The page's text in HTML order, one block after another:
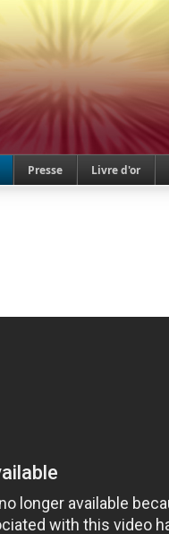
Presse Livre d'or